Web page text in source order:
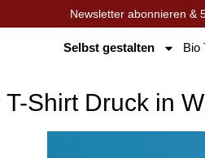
Newsletter abonnieren &
Selbst gestalten Bio
T-Shirt Druck in